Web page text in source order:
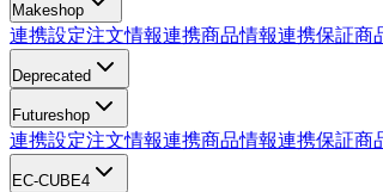
Makeshop
連携設定注文情報連携商品情報連携保証商
Deprecated
Futureshop
連携設定注文情報連携商品情報連携保証商
EC-CUBE4